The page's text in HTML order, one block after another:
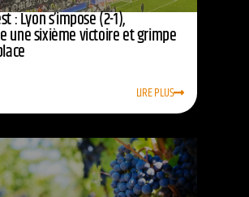
: Lyon s’impose (2-1),
une sixième victoire et grimpe
LIRE PLUS